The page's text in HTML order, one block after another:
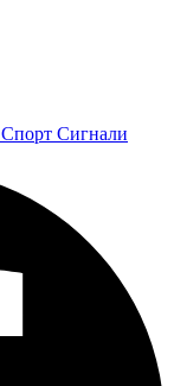
Спорт Сигнали